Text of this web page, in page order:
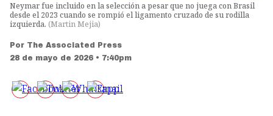
Neymar fue incluido en la selección a pesar que no juega con Brasil
desde el 2023 cuando se rompió el ligamento cruzado de su rodilla
izquierda. (Martin Mejia)
Por The Associated Press
28 de mayo de 2026 • 7:40pm